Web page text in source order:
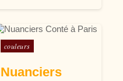
Posté dans
couleurs
Nuanciers